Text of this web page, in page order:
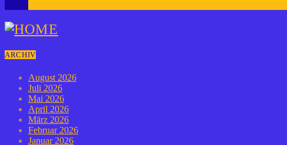
ARCHIV
August 2026
Juli 2026
Mai 2026
April 2026
März 2026
Februar 2026
Januar 2026